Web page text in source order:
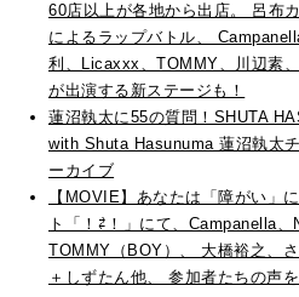
60店以上が各地から出店。 呂布
によるラップバトル、
利、Licaxxx、TOMMY、川辺素
が出演する新ステージも！
蓮沼執太に55の質問！SHUTA
with Shuta Hasunuma 蓮沼執太
ーカイブ
【MOVIE】あなたは「障がい」
ト「！⇄！」にて、Campanella、
TOMMY（BOY）、 大橋裕之、
＋しずたん他、 参加者たちの声